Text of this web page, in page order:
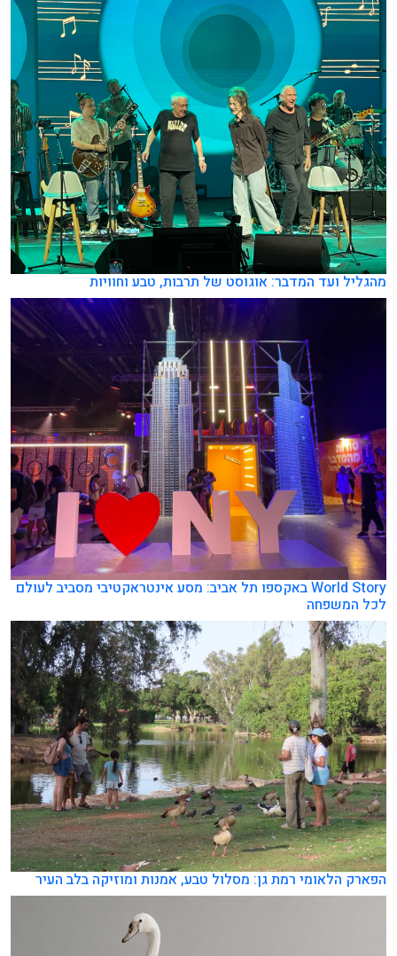
מהגליל ועד המדבר: אוגוסט של תרבות, טבע וחוויות
World Story באקספו תל אביב: מסע אינטראקטיבי מסביב לעולם
לכל המשפחה
הפארק הלאומי רמת גן: מסלול טבע, אמנות ומוזיקה בלב העיר